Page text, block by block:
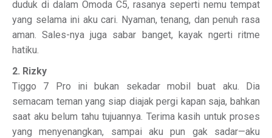
duduk di dalam Omoda C5, rasanya seperti nemu tempat
yang selama ini aku cari. Nyaman, tenang, dan penuh rasa
aman. Sales-nya juga sabar banget, kayak ngerti ritme
hatiku.
2. Rizky
Tiggo 7 Pro ini bukan sekadar mobil buat aku. Dia
semacam teman yang siap diajak pergi kapan saja, bahkan
saat aku belum tahu tujuannya. Terima kasih untuk proses
yang menyenangkan, sampai aku pun gak sadar—aku